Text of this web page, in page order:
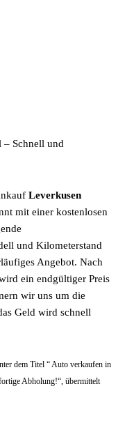
Schnell und
Leverkusen
mit einer kostenlosen
und Kilometerstand
Angebot. Nach
ein endgültiger Preis
wir uns um die
Geld wird schnell
dem Titel “ Auto verkaufen in
Abholung!“, übermittelt